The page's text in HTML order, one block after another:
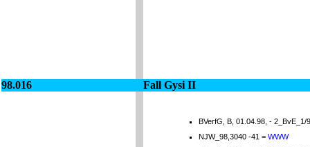
98.016 Fall Gysi II
BVerfG, B, 01.04.98, - 2_BvE_1/
NJW_98,3040 -41 = WWW